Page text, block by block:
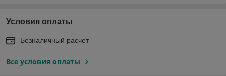
Условия оплаты
Безналичный расчет
Все условия оплаты